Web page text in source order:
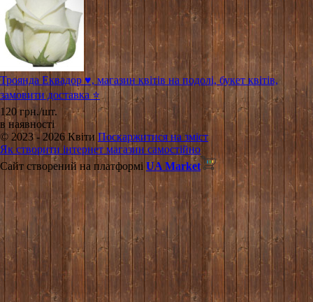
Троянда Еквадор ♥️, магазин квітів на подолі, букет квітів,
замовити доставка ⭐
120 грн./шт.
в наявності
© 2023 - 2026 Квіти Поскаржитися на зміст
Як створити інтернет магазин самостійно
Сайт створений на платформі UA Market